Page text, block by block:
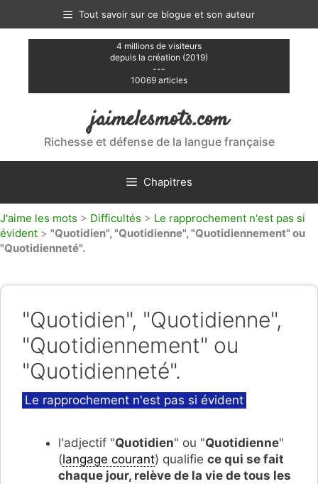
contenu
Tout savoir sur ce blogue et son auteur
4 millions de visiteurs
depuis la création (2019)
---
10069 articles
jaimelesmots.com
Richesse et défense de la langue française
Chapitres
J'aime les mots > Difficultés > Le rapprochement n'est pas si
évident > "Quotidien", "Quotidienne", "Quotidiennement" ou
"Quotidienneté".
"Quotidien", "Quotidienne",
"Quotidiennement" ou
"Quotidienneté".
Catégories
Le rapprochement n'est pas si évident
l'adjectif "Quotidien" ou "Quotidienne"
(langage courant) qualifie ce qui se fait
chaque jour, relève de la vie de tous les